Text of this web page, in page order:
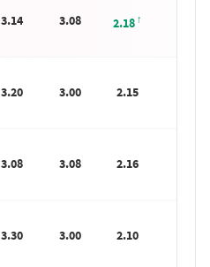
3.14 3.08 2.18
3.20 3.00 2.15
3.08 3.08 2.16
3.30 3.00 2.10